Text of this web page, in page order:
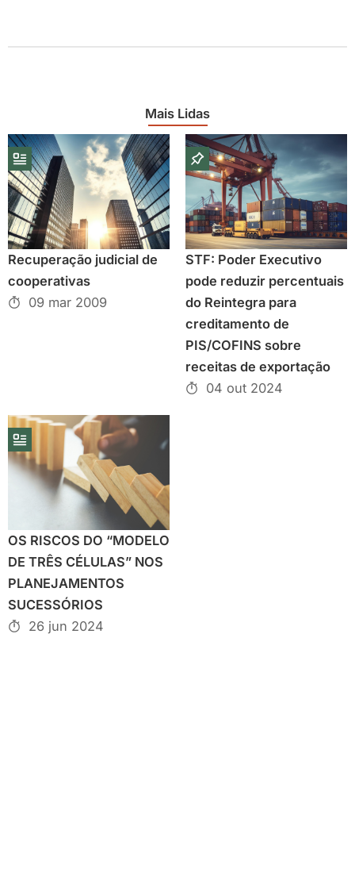
Mais Lidas
Recuperação judicial de
cooperativas
09 mar 2009
STF: Poder Executivo
pode reduzir percentuais
do Reintegra para
creditamento de
PIS/COFINS sobre
receitas de exportação
04 out 2024
OS RISCOS DO “MODELO
DE TRÊS CÉLULAS” NOS
PLANEJAMENTOS
SUCESSÓRIOS
26 jun 2024